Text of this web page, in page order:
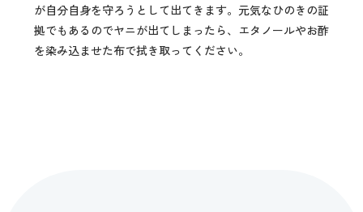
が自分自身を守ろうとして出てきます。元気なひのきの証
拠でもあるのでヤニが出てしまったら、エタノールやお酢
を染み込ませた布で拭き取ってください。